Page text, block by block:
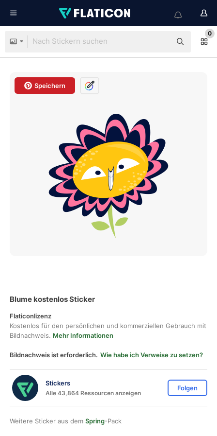
0
Speichern
Blume kostenlos Sticker
Flaticonlizenz
Kostenlos für den persönlichen und kommerziellen Gebrauch mit
Bildnachweis. Mehr Informationen
Bildnachweis ist erforderlich. Wie habe ich Verweise zu setzen?
Stickers
Alle 43,864 Ressourcen anzeigen
Folgen
Weitere Sticker aus dem Spring-Pack